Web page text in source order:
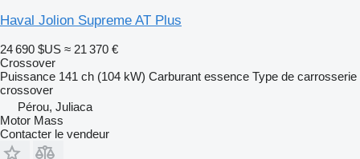
Haval Jolion Supreme AT Plus
24 690 $US ≈ 21 370 €
Crossover
Puissance 141 ch (104 kW) Carburant essence Type de carrosserie
crossover
Pérou, Juliaca
Motor Mass
Contacter le vendeur